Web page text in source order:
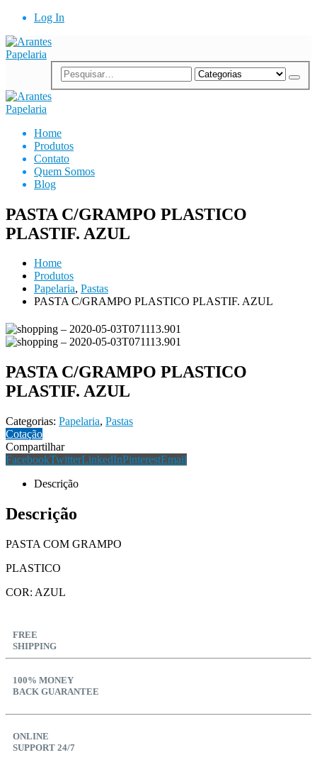
Log In
Home
Produtos
Contato
Quem Somos
Blog
PASTA C/GRAMPO PLASTICO
PLASTIF. AZUL
Home
Produtos
Papelaria, Pastas
PASTA C/GRAMPO PLASTICO PLASTIF. AZUL
PASTA C/GRAMPO PLASTICO
PLASTIF. AZUL
Categorias: Papelaria, Pastas
Cotação
Compartilhar
FacebookTwitterLinkedInPinterestEmail
Descrição
Descrição
PASTA COM GRAMPO
PLASTICO
COR: AZUL
FREE
SHIPPING
100% MONEY
BACK GUARANTEE
ONLINE
SUPPORT 24/7